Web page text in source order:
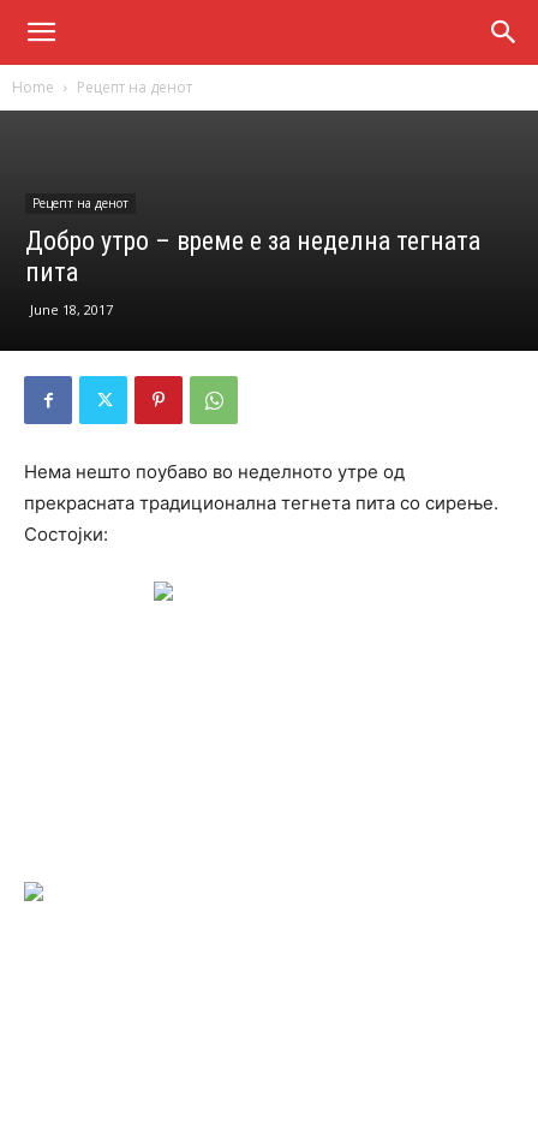
Home Рецепт на денот
Рецепт на денот
Добро утро – време е за неделна тегната
пита
June 18, 2017
Нема нешто поубаво во неделното утре од
прекрасната традиционална тегнета пита со сирење.
Состојки: